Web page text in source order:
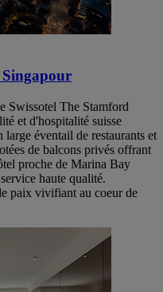
Singapour
Swissotel The Stamford
et d'hospitalité suisse
éventail de restaurants et
de balcons privés offrant
proche de Marina Bay
haute qualité.
paix vivifiant au coeur de